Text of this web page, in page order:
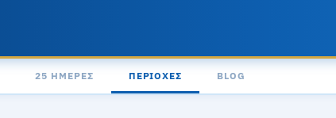
25 ΗΜΈΡΕΣ ΠΕΡΙΟΧΈΣ BLOG